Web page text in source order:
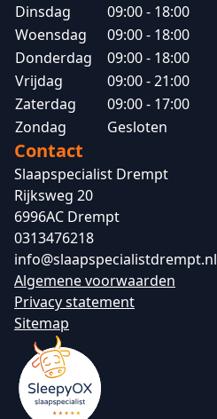
Dinsdag
09:00 - 18:00
Woensdag
09:00 - 18:00
Donderdag
09:00 - 18:00
Vrijdag
09:00 - 21:00
Zaterdag
09:00 - 17:00
Zondag
Gesloten
Contact
Slaapspecialist Drempt
Rijksweg 20
6996AC Drempt
0313476218
info@slaapspecialistdrempt.nl
Algemene voorwaarden
Privacy statement
Sitemap